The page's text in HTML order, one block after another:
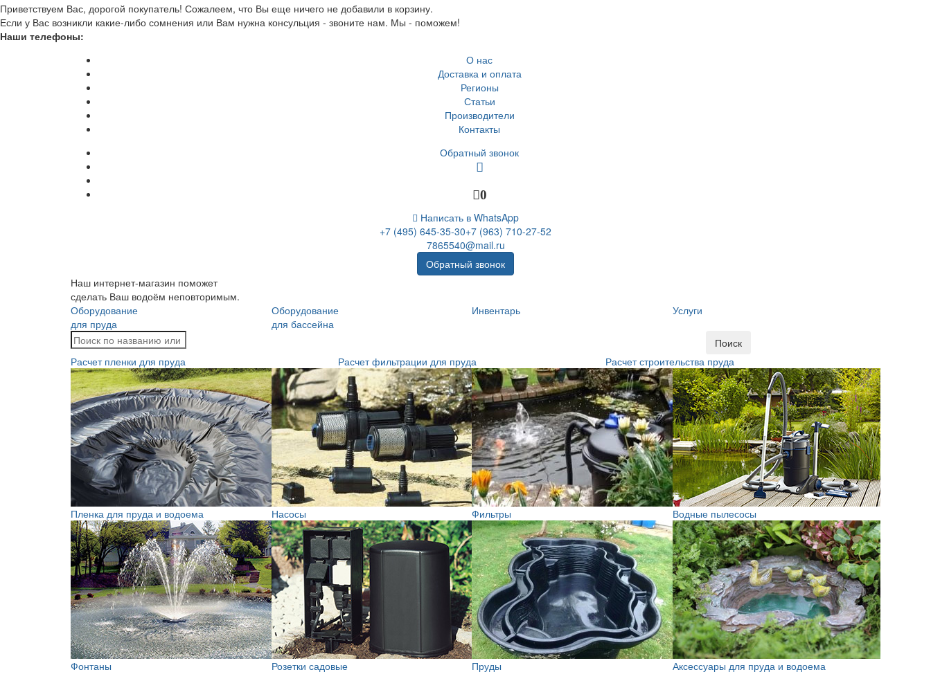
Приветствуем Вас, дорогой покупатель! Сожалеем, что Вы еще ничего не добавили в корзину.
Если у Вас возникли какие-либо сомнения или Вам нужна консульция - звоните нам. Мы - поможем!
Наши телефоны:
О нас
Доставка и оплата
Регионы
Статьи
Производители
Контакты
Обратный звонок
0
Написать в WhatsApp
+7 (495) 645-35-30+7 (963) 710-27-52
7865540@mail.ru
Обратный звонок
Наш интернет-магазин поможет
сделать Ваш водоём неповторимым.
Оборудование
для пруда
Оборудование
для бассейна
Инвентарь Услуги
Поиск
Расчет пленки для пруда
Расчет фильтрации для пруда Расчет строительства пруда
Пленка для пруда и водоема Насосы Фильтры Водные пылесосы
Фонтаны Розетки садовые Пруды
Аксессуары для пруда и водоема